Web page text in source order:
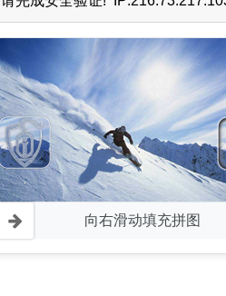
向右滑动填充拼图